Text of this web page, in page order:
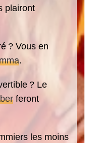
plairont
? Vous en
.
? Le
feront
les moins